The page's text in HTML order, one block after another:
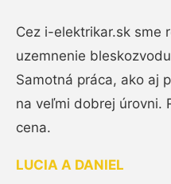
Cez i-elektrikar.sk sme
uzemnenie
Samotná práca, ako aj
na veľmi dobrej úrovni.
cena.
LUCIA A DANIEL